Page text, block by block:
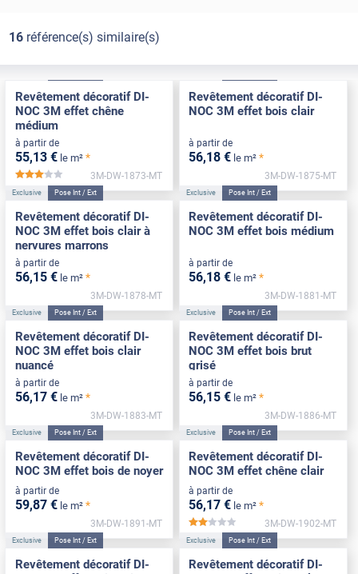
16référence(s) similaire(s)
Revêtement décoratif DI-
NOC 3M effet chêne
médium
à partir de
55,13 € le m² *
*****
3M-DW-1873-MT
Revêtement décoratif DI-
NOC 3M effet bois clair
à partir de
56,18 € le m² *
3M-DW-1875-MT
Exclusive Pose Int / Ext
Revêtement décoratif DI-
NOC 3M effet bois clair à
nervures marrons
à partir de
56,15 € le m² *
3M-DW-1878-MT
Exclusive Pose Int / Ext
Revêtement décoratif DI-
NOC 3M effet bois médium
à partir de
56,18 € le m² *
3M-DW-1881-MT
Exclusive Pose Int / Ext
Revêtement décoratif DI-
NOC 3M effet bois clair
nuancé
à partir de
56,17 € le m² *
3M-DW-1883-MT
Exclusive Pose Int / Ext
Revêtement décoratif DI-
NOC 3M effet bois brut
grisé
à partir de
56,15 € le m² *
3M-DW-1886-MT
Exclusive Pose Int / Ext
Revêtement décoratif DI-
NOC 3M effet bois de noyer
à partir de
59,87 € le m² *
3M-DW-1891-MT
Exclusive Pose Int / Ext
Revêtement décoratif DI-
NOC 3M effet chêne clair
à partir de
56,17 € le m² *
*****
3M-DW-1902-MT
Exclusive Pose Int / Ext
Revêtement décoratif DI-
Exclusive Pose Int / Ext
Revêtement décoratif DI-